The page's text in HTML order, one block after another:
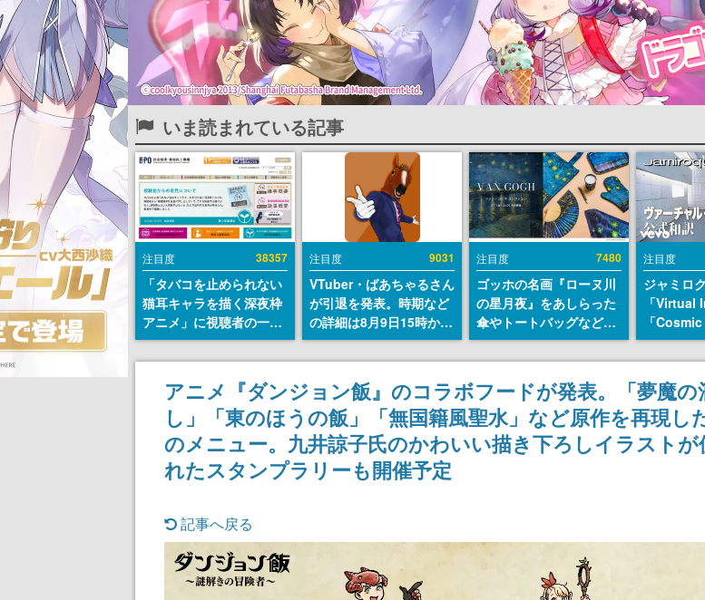
いま読まれている記事
注目度 38357
「タバコを止められない
猫耳キャラを描く深夜枠
アニメ」に視聴者の一部
から批判意見。違法薬物
の使用と思しき描写も含
めて、BPOが議論を交わ
注目度 9031
VTuber・ばあちゃるさん
が引退を発表。時期など
の詳細は8月9日15時から
の配信で説明
注目度 7480
ゴッホの名画『ローヌ川
の星月夜』をあしらった
傘やトートバッグなどが
登場。8月7日21時より2
日間限定で予約販売
注目度
ジャミロ
「Virtual
「Cosmic
「
本語字幕
なり公開
SONIC
りとなる
して
アニメ『ダンジョン飯』のコラボフードが発表。「夢魔の
し」「東のほうの飯」「無国籍風聖水」など原作を再現し
のメニュー。九井諒⼦氏のかわいい描き下ろしイラストが
れたスタンプラリーも開催予定
記事へ戻る